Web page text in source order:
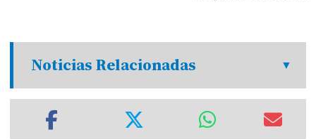
Noticias Relacionadas